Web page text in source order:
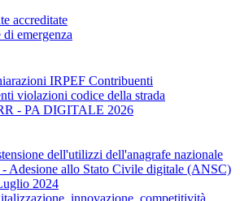
accreditate
emergenza
IRPEF Contribuenti
violazioni codice della strada
- PA DIGITALE 2026
dell'utilizzi dell'anagrafe nazionale
Adesione allo Stato Civile digitale (ANSC)
2024
innovazione, competitività,